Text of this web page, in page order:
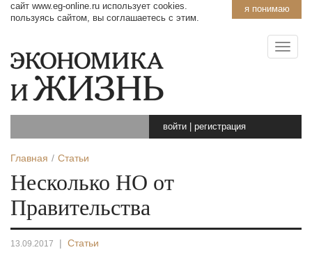
я понимаю
сайт www.eg-online.ru использует cookies.
пользуясь сайтом, вы соглашаетесь с этим.
войти регистрация
Главная Статьи
Несколько НО от
Правительства
13.09.2017 | Статьи